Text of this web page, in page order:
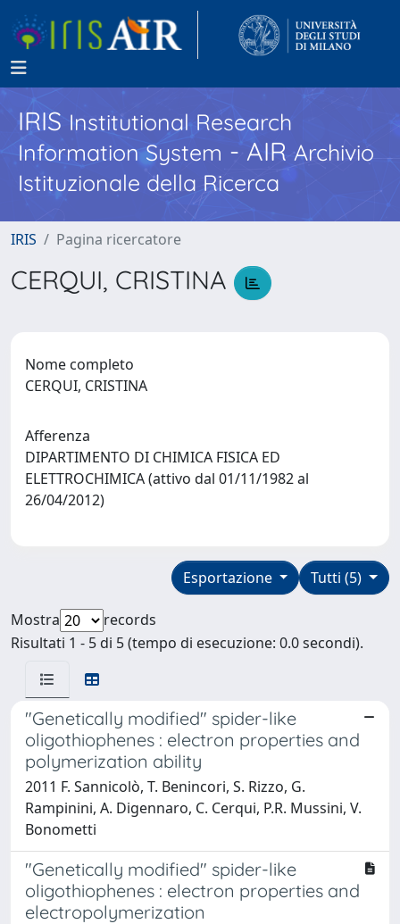
IRISInstitutional Research
Information System - AIR Archivio
Istituzionale della Ricerca
IRIS Pagina ricercatore
CERQUI, CRISTINA
Nome completo
CERQUI, CRISTINA
Afferenza
DIPARTIMENTO DI CHIMICA FISICA ED
ELETTROCHIMICA (attivo dal 01/11/1982 al
26/04/2012)
Tutti (5)
Esportazione
Mostra
records
Risultati 1 - 5 di 5 (tempo di esecuzione: 0.0 secondi).
"Genetically modified" spider-like
oligothiophenes : electron properties and
polymerization ability
2011 F. Sannicolò, T. Benincori, S. Rizzo, G.
Rampinini, A. Digennaro, C. Cerqui, P.R. Mussini, V.
Bonometti
"Genetically modified" spider-like
oligothiophenes : electron properties and
electropolymerization